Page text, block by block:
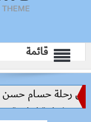
قائمة
رحلة حسام حسن نحو
إنتاجية ترتكز